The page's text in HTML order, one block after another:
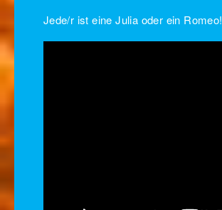
Jede/r ist eine Julia oder ein Romeo!